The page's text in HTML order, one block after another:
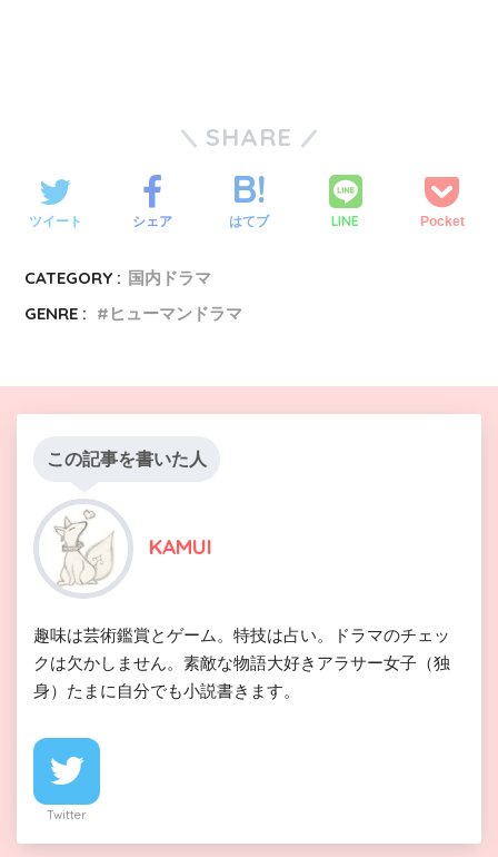
SHARE
ツイート シェア はてブ LINE Pocket
CATEGORY : 国内ドラマ
GENRE :
ヒューマンドラマ
この記事を書いた人
KAMUI
趣味は芸術鑑賞とゲーム。特技は占い。ドラマのチェッ
クは欠かしません。素敵な物語大好きアラサー女子（独
身）たまに自分でも小説書きます。
Twitter